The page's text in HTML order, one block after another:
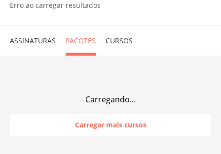
Erro ao carregar resultados
ASSINATURAS PACOTES CURSOS
Carregando...
Carregar mais cursos